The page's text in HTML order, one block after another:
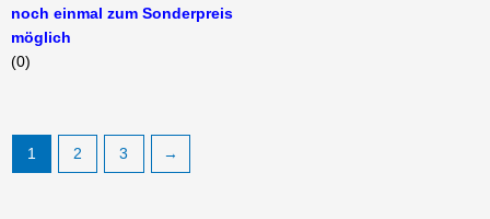
noch einmal zum Sonderpreis
möglich
(0)
1 2 3 →